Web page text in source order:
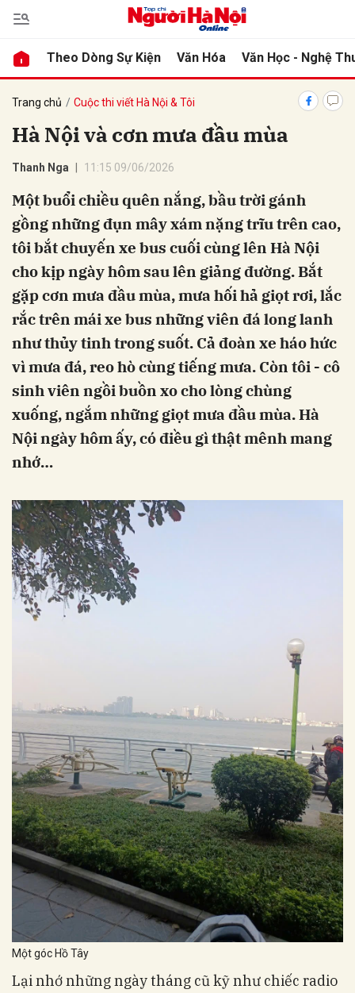
Theo Dòng Sự Kiện Văn Hóa Văn Học - Nghệ
Trang chủ Cuộc thi viết Hà Nội & Tôi
Hà Nội và cơn mưa đầu mùa
Thanh Nga 11:15 09/06/2026
Một buổi chiều quên nắng, bầu trời gánh
gồng những đụn mây xám nặng trĩu trên cao,
tôi bắt chuyến xe bus cuối cùng lên Hà Nội
cho kịp ngày hôm sau lên giảng đường. Bắt
gặp cơn mưa đầu mùa, mưa hối hả giọt rơi, lắc
rắc trên mái xe bus những viên đá long lanh
như thủy tinh trong suốt. Cả đoàn xe háo hức
vì mưa đá, reo hò cùng tiếng mưa. Còn tôi - cô
sinh viên ngồi buồn xo cho lòng chùng
xuống, ngắm những giọt mưa đầu mùa. Hà
Nội ngày hôm ấy, có điều gì thật mênh mang
nhớ…
Một góc Hồ Tây
Lại nhớ những ngày tháng cũ kỹ như chiếc radio
luận
Hủy